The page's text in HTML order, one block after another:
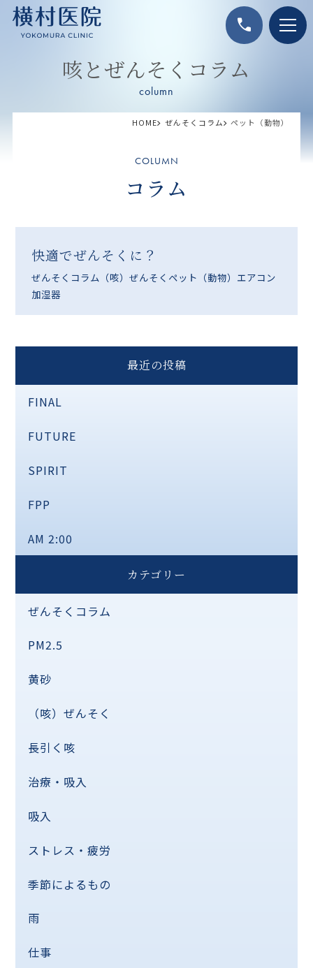
call
咳とぜんそくコラム
column
HOME ぜんそくコラム ペット（動物）
COLUMN
コラム
快適でぜんそくに？
ぜんそくコラム （咳）ぜんそく ペット（動物） エアコン
加湿器
最近の投稿
FINAL
FUTURE
SPIRIT
FPP
AM 2:00
カテゴリー
ぜんそくコラム
PM2.5
黄砂
（咳）ぜんそく
長引く咳
治療・吸入
吸入
ストレス・疲労
季節によるもの
雨
仕事